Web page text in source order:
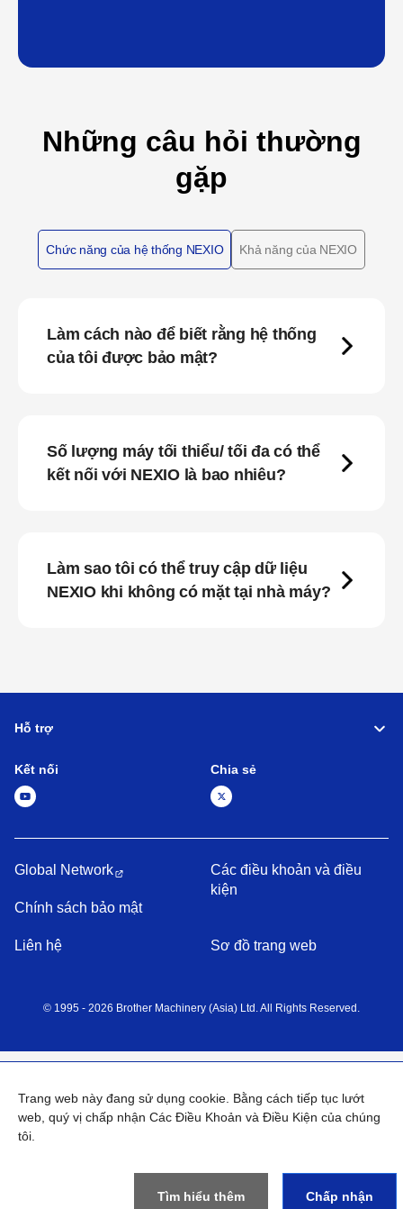
Những câu hỏi thường
gặp
Chức năng của hệ thống NEXIO Khả năng của NEXIO
Làm cách nào để biết rằng hệ thống
của tôi được bảo mật?
Số lượng máy tối thiểu/ tối đa có thể
kết nối với NEXIO là bao nhiêu?
Làm sao tôi có thể truy cập dữ liệu
NEXIO khi không có mặt tại nhà máy?
Hỗ trợ
Kết nối Chia sẻ
Global Network
Chính sách bảo mật
Liên hệ
Các điều khoản và điều
kiện
Sơ đồ trang web
© 1995 - 2026 Brother Machinery (Asia) Ltd. All Rights Reserved.
Trang web này đang sử dụng cookie. Bằng cách tiếp tục lướt
web, quý vị chấp nhận Các Điều Khoản và Điều Kiện của chúng
tôi.
Tìm hiểu thêm Chấp nhận